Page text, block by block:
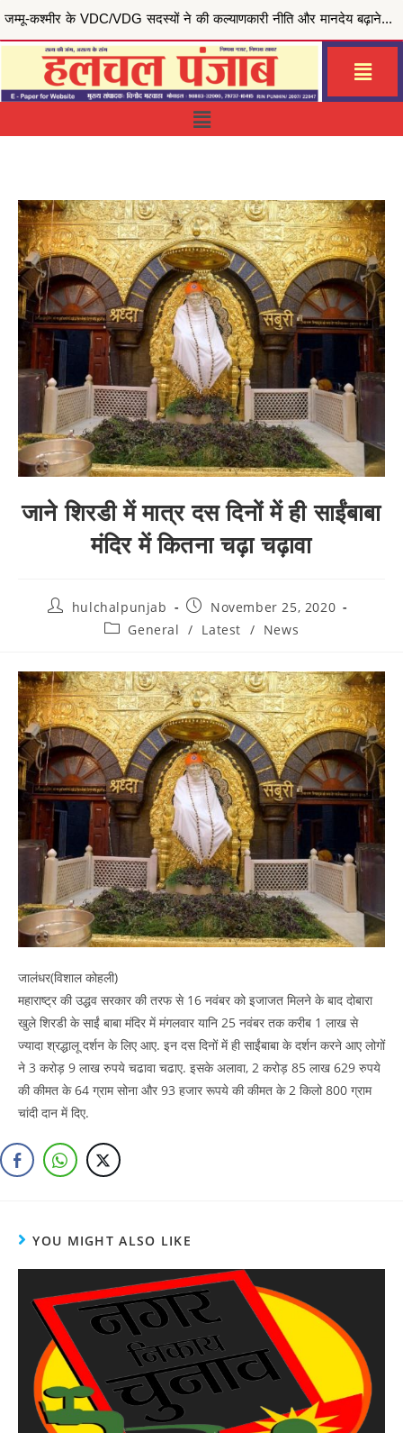
मुख्यमंत्री भगवंत सिंह मान की ‘मेरी रसोई योजना’ से जरूरतमंद परिवारों को राहत, जालंधर सेंट्रल हलका इं...
जाने शिरडी में मात्र दस दिनों में ही साईंबाबा
मंदिर में कितना चढ़ा चढ़ावा
hulchalpunjab
November 25, 2020
General / Latest / News
जालंधर(विशाल कोहली)
महाराष्ट्र की उद्धव सरकार की तरफ से 16 नवंबर को इजाजत मिलने के बाद दोबारा
खुले शिरडी के साईं बाबा मंदिर में मंगलवार यानि 25 नवंबर तक करीब 1 लाख से
ज्यादा श्रद्धालू दर्शन के लिए आए. इन दस दिनों में ही साईंबाबा के दर्शन करने आए लोगों
ने 3 करोड़ 9 लाख रुपये चढावा चढाए. इसके अलावा, 2 करोड़ 85 लाख 629 रुपये
की कीमत के 64 ग्राम सोना और 93 हजार रूपये की कीमत के 2 किलो 800 ग्राम
चांदी दान में दिए.
YOU MIGHT ALSO LIKE